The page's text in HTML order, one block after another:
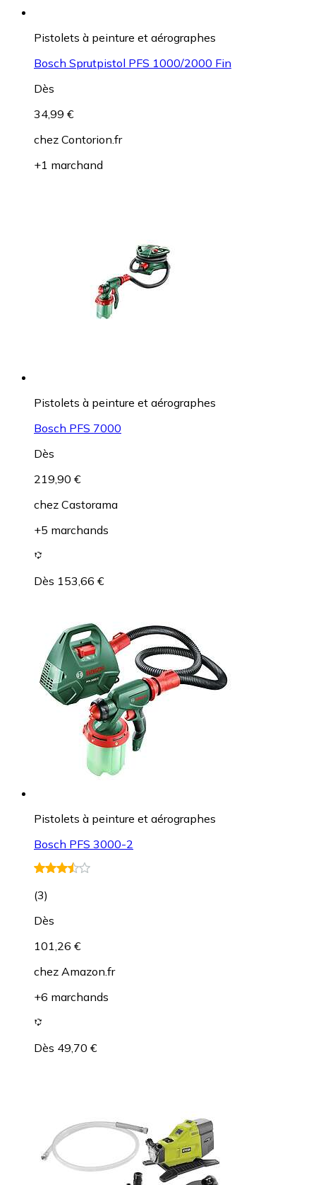
Pistolets à peinture et aérographes
Bosch Sprutpistol PFS 1000/2000 Fin
Dès
34,99 €
chez Contorion.fr
+1 marchand
Pistolets à peinture et aérographes
Bosch PFS 7000
Dès
219,90 €
chez Castorama
+5 marchands
Dès 153,66 €
Pistolets à peinture et aérographes
Bosch PFS 3000-2
(3)
Dès
101,26 €
chez Amazon.fr
+6 marchands
Dès 49,70 €